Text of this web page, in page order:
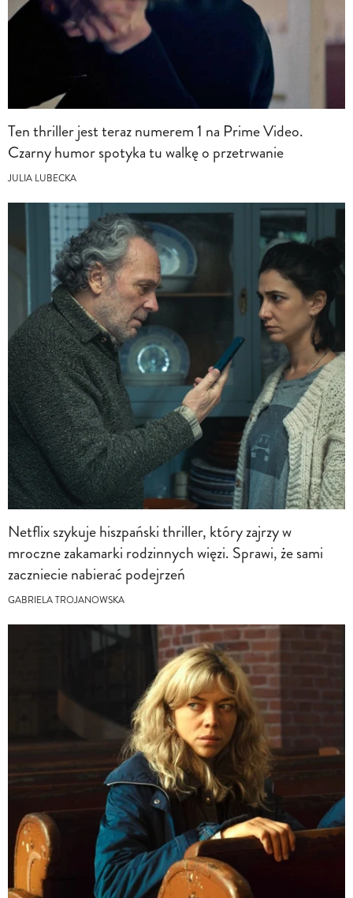
Ten thriller jest teraz numerem 1 na Prime Video.
Czarny humor spotyka tu walkę o przetrwanie
JULIA LUBECKA
Netflix szykuje hiszpański thriller, który zajrzy w
mroczne zakamarki rodzinnych więzi. Sprawi, że sami
zaczniecie nabierać podejrzeń
GABRIELA TROJANOWSKA